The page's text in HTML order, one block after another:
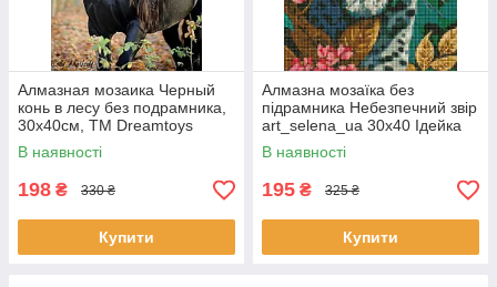
Алмазная мозаика Черный
конь в лесу без подрамника,
30x40см, ТМ Dreamtoys
(S30036)
В наявності
198 ₴ 330 ₴
Купити
Алмазна мозаїка без
підрамника Небезпечний звір
art_selena_ua 30х40 Ідейка
(AMC7798)
В наявності
195 ₴ 325 ₴
Купити